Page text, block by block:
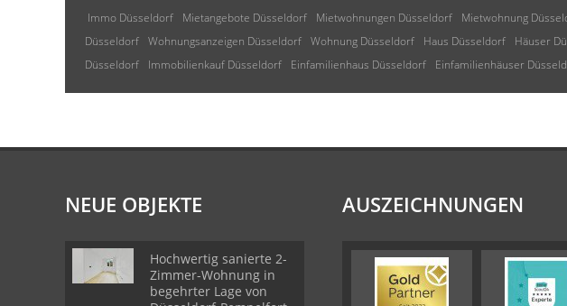
Immo Düsseldorf Mietangebote Düsseldorf Mietwohnungen Düsseldorf Mietwohnung
Düsseldorf Wohnungsanzeigen Düsseldorf Wohnung Düsseldorf Haus Düsseldorf Häuser
Düsseldorf
Immobilienkauf Düsseldorf Einfamilienhaus Düsseldorf Einfamilienhäuser
NEUE OBJEKTE
Hochwertig sanierte 2-
Zimmer-Wohnung in
begehrter Lage von
AUSZEICHNUNGEN